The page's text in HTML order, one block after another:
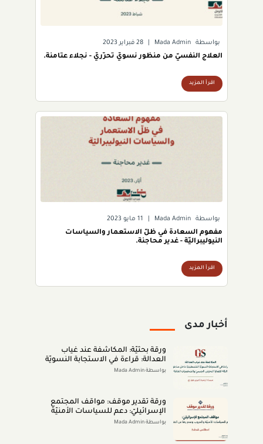
بواسطة Mada Admin 28 فبراير 2023
العلاج النفسيّ من منظور نسويّ تحرُّريّ - نجلاء عثامنة.
اقرأ المزيد
بواسطة Mada Admin 11 مايو 2023
مفهوم السعادة في ظلّ الاستعمار والسياسات
النيوليبراليّة - غدير محاجنة.
اقرأ المزيد
أخبار مدى
ورقة بحثيّة: المكاشفة عند غياب
العدالة: قراءة في الاستجابة النسويّة
بواسطة Mada Admin
ورقة تقدير موقف: مواقف المجتمع
الإسرائيليّ: دعم للسياسات الأمنيّة
والحروب وعدم رضا عن النتائج (تمّوز
بواسطة Mada Admin